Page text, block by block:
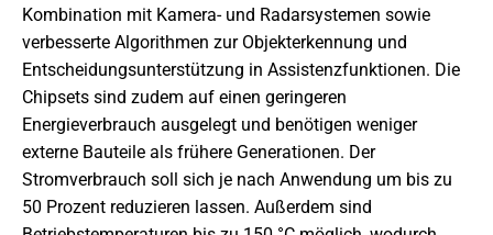
Kombination mit Kamera- und Radarsystemen sowie
verbesserte Algorithmen zur Objekterkennung und
Entscheidungsunterstützung in Assistenzfunktionen. Die
Chipsets sind zudem auf einen geringeren
Energieverbrauch ausgelegt und benötigen weniger
externe Bauteile als frühere Generationen. Der
Stromverbrauch soll sich je nach Anwendung um bis zu
50 Prozent reduzieren lassen. Außerdem sind